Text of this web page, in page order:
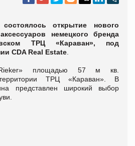
открытие нового
немецкого бренда
ТРЦ «Караван», под
CDA Real Estate
площадью 57 м кв.
ТРЦ «Караван». В
представлен широкий выбор